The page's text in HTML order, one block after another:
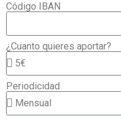
Código IBAN
¿Cuanto quieres aportar?
Periodicidad